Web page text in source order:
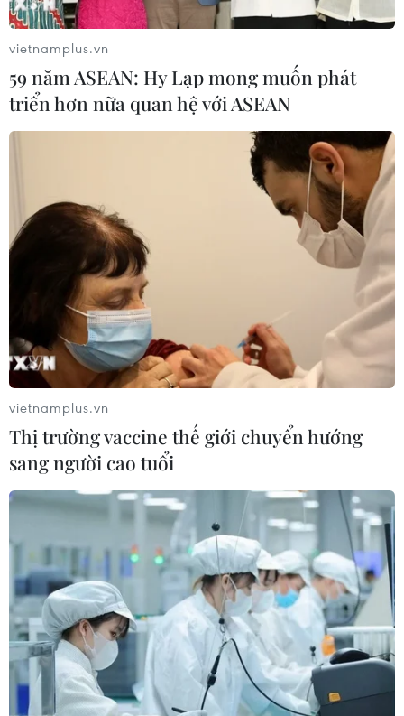
vietnamplus.vn
59 năm ASEAN: Hy Lạp mong muốn phát
triển hơn nữa quan hệ với ASEAN
vietnamplus.vn
Thị trường vaccine thế giới chuyển hướng
sang người cao tuổi